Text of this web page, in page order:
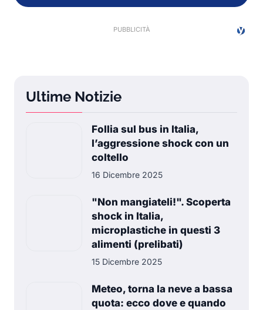
Ultime Notizie
Follia sul bus in Italia,
l’aggressione shock con un
coltello
16 Dicembre 2025
"Non mangiateli!". Scoperta
shock in Italia,
microplastiche in questi 3
alimenti (prelibati)
15 Dicembre 2025
Meteo, torna la neve a bassa
quota: ecco dove e quando